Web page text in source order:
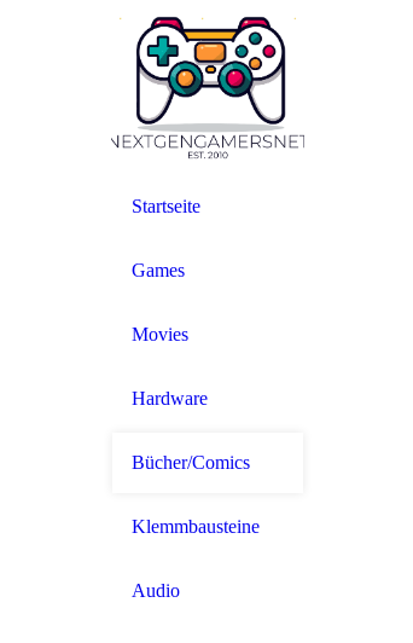
Startseite
Games
Movies
Hardware
Bücher/Comics
Klemmbausteine
Audio